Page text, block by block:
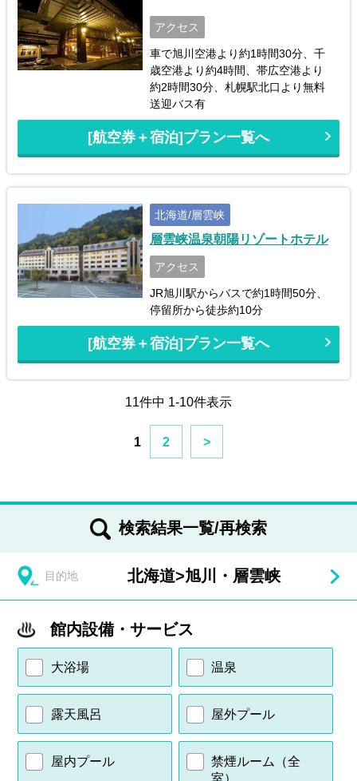
アクセス
車で旭川空港より約1時間30分、千
歳空港より約4時間、帯広空港より
約2時間30分、札幌駅北口より無料
送迎バス有
[航空券＋宿泊]プラン一覧へ
北海道/層雲峡
層雲峡温泉朝陽リゾートホテル
アクセス
JR旭川駅からバスで約1時間50分、
停留所から徒歩約10分
[航空券＋宿泊]プラン一覧へ
11件中 1-10件表示
1 2 >
検索結果一覧/再検索
目的地 北海道>旭川・層雲峡
館内設備・サービス
大浴場 温泉
露天風呂 屋外プール
屋内プール
禁煙ルーム（全
室）